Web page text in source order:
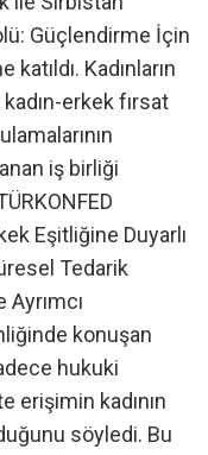
Güçlendirme İçin
Kadınların
erkek fırsat
iş birliği
Eşitliğine Duyarlı
Tedarik
konuşan
hukuki
erişimin kadının
söyledi. Bu